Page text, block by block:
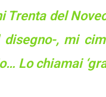
Trenta del
, mi
Lo chiamai